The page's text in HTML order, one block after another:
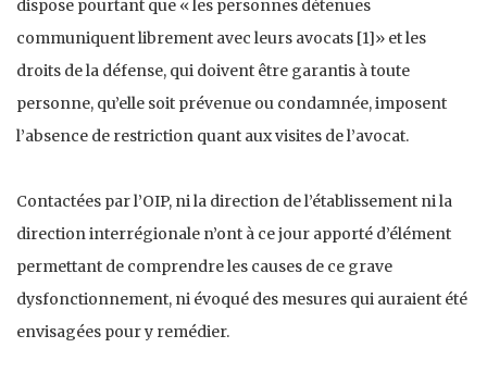
dispose pourtant que « les personnes détenues
communiquent librement avec leurs avocats [1]» et les
droits de la défense, qui doivent être garantis à toute
personne, qu’elle soit prévenue ou condamnée, imposent
l’absence de restriction quant aux visites de l’avocat.
Contactées par l’OIP, ni la direction de l’établissement ni la
direction interrégionale n’ont à ce jour apporté d’élément
permettant de comprendre les causes de ce grave
dysfonctionnement, ni évoqué des mesures qui auraient été
envisagées pour y remédier.